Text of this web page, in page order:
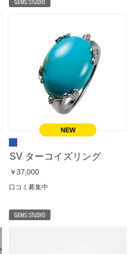
SV ターコイズリング
￥37,000
口コミ募集中